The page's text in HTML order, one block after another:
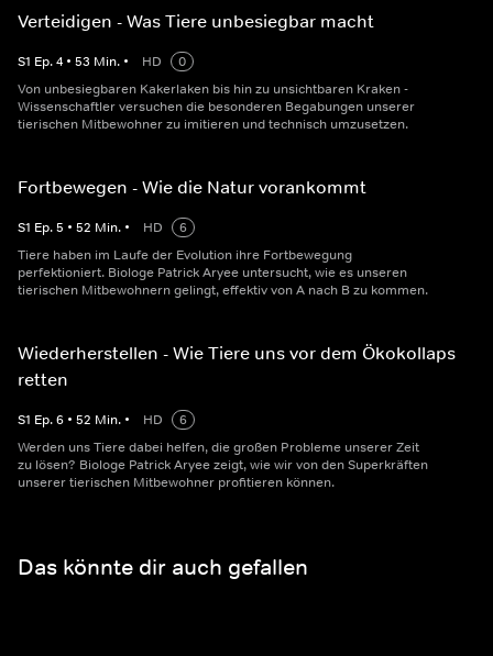
Verteidigen - Was Tiere unbesiegbar macht
S1 Ep.4 • 53 Min. • HD
0
Von unbesiegbaren Kakerlaken bis hin zu unsichtbaren Kraken -
Wissenschaftler versuchen die besonderen Begabungen unserer
tierischen Mitbewohner zu imitieren und technisch umzusetzen.
Fortbewegen - Wie die Natur vorankommt
S1 Ep.5 • 52 Min. • HD
6
Tiere haben im Laufe der Evolution ihre Fortbewegung
perfektioniert. Biologe Patrick Aryee untersucht, wie es unseren
tierischen Mitbewohnern gelingt, effektiv von A nach B zu kommen.
Wiederherstellen - Wie Tiere uns vor dem Ökokollaps
retten
S1 Ep.6 • 52 Min. • HD
6
Werden uns Tiere dabei helfen, die großen Probleme unserer Zeit
zu lösen? Biologe Patrick Aryee zeigt, wie wir von den Superkräften
unserer tierischen Mitbewohner profitieren können.
Das könnte dir auch gefallen